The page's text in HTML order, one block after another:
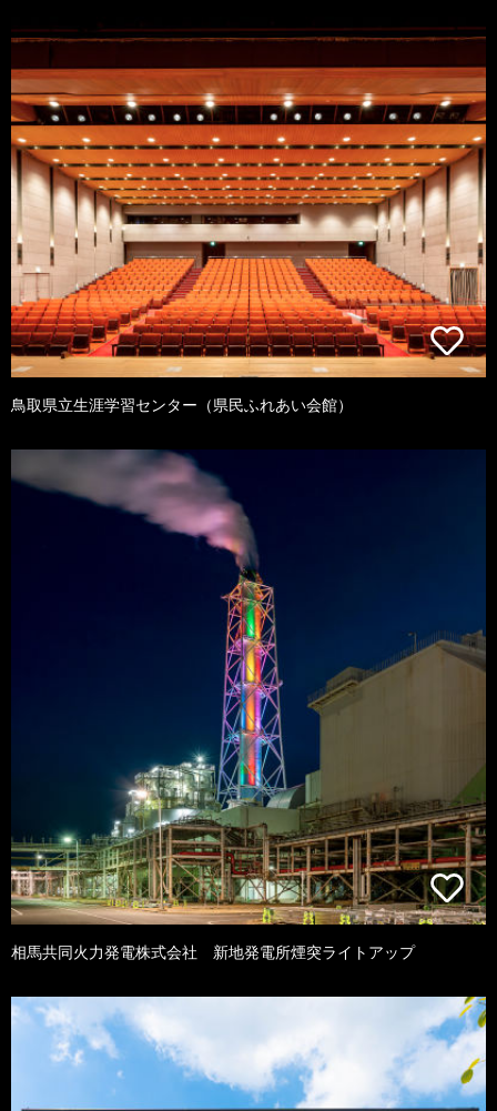
鳥取県立生涯学習センター（県民ふれあい会館）
相馬共同火力発電株式会社 新地発電所煙突ライトアップ